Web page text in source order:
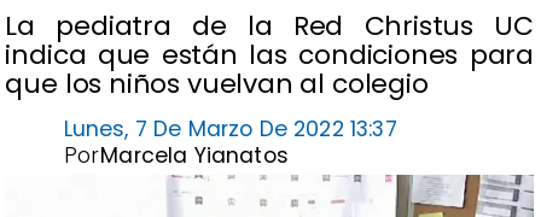
La pediatra de la Red Christus UC
indica que están las condiciones para
que los niños vuelvan al colegio
Lunes, 7 De Marzo De 2022 13:37
Marcela Yianatos
Por